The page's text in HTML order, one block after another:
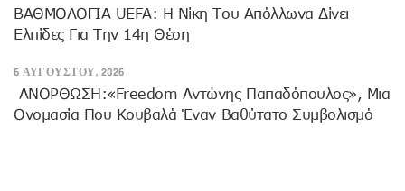
ΒΑΘΜΟΛΟΓΙΑ UEFA: Η Νίκη Του Απόλλωνα Δίνει
Ελπίδες Για Την 14η Θέση
6 ΑΥΓΟΎΣΤΟΥ, 2026
ANOΡΘΩΣΗ:«Freedom Αντώνης Παπαδόπουλος», Μια
Ονομασία Που Κουβαλά Έναν Βαθύτατο Συμβολισμό